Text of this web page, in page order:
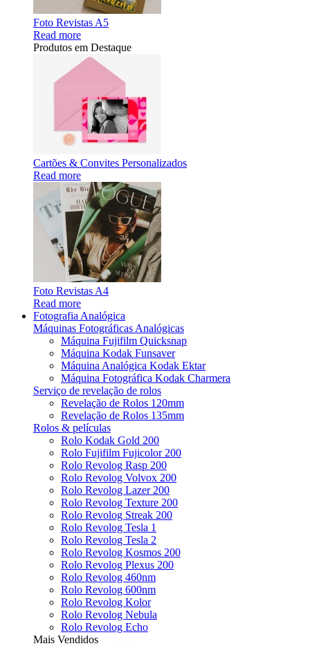
Foto Revistas A5
Read more
Produtos em Destaque
Cartões & Convites Personalizados
Read more
Foto Revistas A4
Read more
Fotografia Analógica
Máquinas Fotográficas Analógicas
Máquina Fujifilm Quicksnap
Máquina Kodak Funsaver
Máquina Analógica Kodak Ektar
Máquina Fotográfica Kodak Charmera
Serviço de revelação de rolos
Revelação de Rolos 120mm
Revelação de Rolos 135mm
Rolos & películas
Rolo Kodak Gold 200
Rolo Fujifilm Fujicolor 200
Rolo Revolog Rasp 200
Rolo Revolog Volvox 200
Rolo Revolog Lazer 200
Rolo Revolog Texture 200
Rolo Revolog Streak 200
Rolo Revolog Tesla 1
Rolo Revolog Tesla 2
Rolo Revolog Kosmos 200
Rolo Revolog Plexus 200
Rolo Revolog 460nm
Rolo Revolog 600nm
Rolo Revolog Kolor
Rolo Revolog Nebula
Rolo Revolog Echo
Mais Vendidos